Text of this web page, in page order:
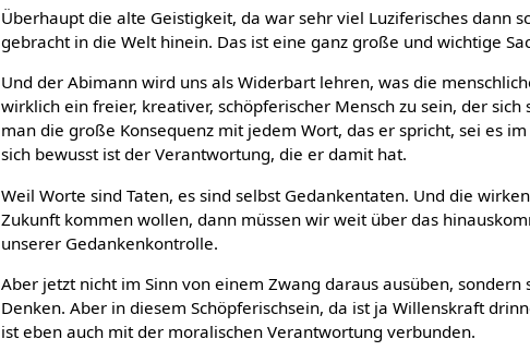
Überhaupt die alte Geistigkeit, da war sehr viel Luziferisches dann
gebracht in die Welt hinein. Das ist eine ganz große und wichtige
Und der Abimann wird uns als Widerbart lehren, was die
wirklich ein freier, kreativer, schöpferischer Mensch zu sein, der
man die große Konsequenz mit jedem Wort, das er spricht, sei es
sich bewusst ist der Verantwortung, die er damit hat.
Weil Worte sind Taten, es sind selbst Gedankentaten. Und die
Zukunft kommen wollen, dann müssen wir weit über das
unserer Gedankenkontrolle.
Aber jetzt nicht im Sinn von einem Zwang daraus ausüben,
Denken. Aber in diesem Schöpferischsein, da ist ja Willenskraft
ist eben auch mit der moralischen Verantwortung verbunden.